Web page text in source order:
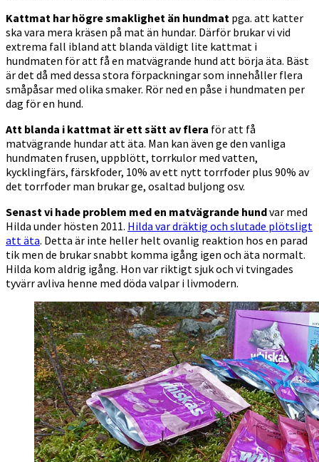
Kattmat har högre smaklighet än hundmat pga. att katter
ska vara mera kräsen på mat än hundar. Därför brukar vi vid
extrema fall ibland att blanda väldigt lite kattmat i
hundmaten för att få en matvägrande hund att börja äta. Bäst
är det då med dessa stora förpackningar som innehåller flera
småpåsar med olika smaker. Rör ned en påse i hundmaten per
dag för en hund.
Att blanda i kattmat är ett sätt av flera för att få
matvägrande hundar att äta. Man kan även ge den vanliga
hundmaten frusen, uppblött, torrkulor med vatten,
kycklingfärs, färskfoder, 10% av ett nytt torrfoder plus 90% av
det torrfoder man brukar ge, osaltad buljong osv.
Senast vi hade problem med en matvägrande hundvar med
Hilda under hösten 2011. Hilda var dräktig och slutade plötsligt
att äta. Detta är inte heller helt ovanlig reaktion hos en parad
tik men de brukar snabbt komma igång igen och äta normalt.
Hilda kom aldrig igång. Hon var riktigt sjuk och vi tvingades
tyvärr avliva henne med döda valpar i livmodern.